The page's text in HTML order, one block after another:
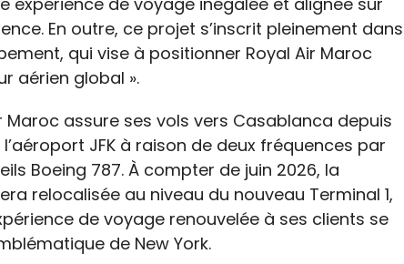
En outre, ce projet s’inscrit pleinement dans
qui vise à positionner Royal Air Maroc
aérien global ».
Maroc assure ses vols vers Casablanca depuis
JFK à raison de deux fréquences par
Boeing 787. À compter de juin 2026, la
relocalisée au niveau du nouveau Terminal 1,
de voyage renouvelée à ses clients se
de New York.